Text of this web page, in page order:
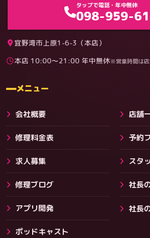
その他サービス
料金
タップで電話・年中無休
098-959-
宜野湾市上原1-6-3（本店）
本店 10:00〜21:00 年中無休※営業時間は
メニュー
会社概要 店舗
修理料金表 予約
求人募集 スタ
修理ブログ 社長
アプリ開発 社長
ポッドキャスト